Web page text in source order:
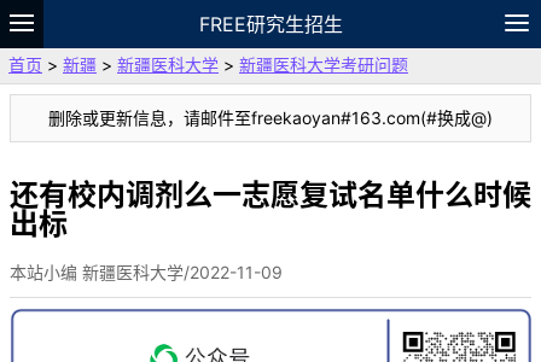
FREE研究生招生
题库
故事 专题 APP 笔记
论坛
VIP
资料
首页 > 新疆 > 新疆医科大学 > 新疆医科大学考研问题
删除或更新信息，请邮件至freekaoyan#163.com(#换成@)
还有校内调剂么一志愿复试名单什么时候
出标
本站小编 新疆医科大学/2022-11-09